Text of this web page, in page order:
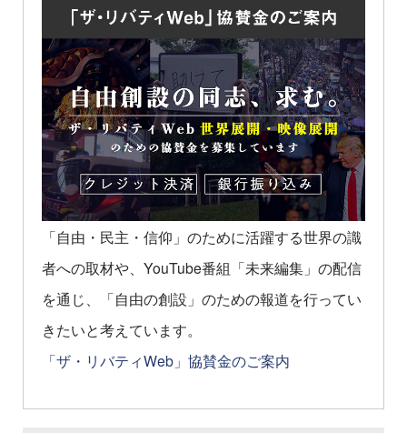
「自由・民主・信仰」のために活躍する世界の識
者への取材や、YouTube番組「未来編集」の配信
を通じ、「自由の創設」のための報道を行ってい
きたいと考えています。
「ザ・リバティWeb」協賛金のご案内